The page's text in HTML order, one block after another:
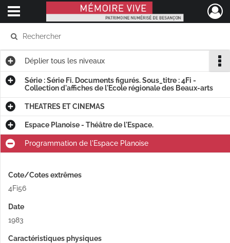
Mémoire Vive patrimoine numérisé de Besançon
Ouvrir le menu déroulant
Déplier tous les niveaux
Série : Série Fi. Documents figurés. Sous_titre : 4Fi -
Collection d'affiches de l'Ecole régionale des Beaux-arts
THEATRES ET CINEMAS
Espace Planoise - Théâtre de l'Espace.
Programmation de l'Espace Planoise
Cote/Cotes extrêmes
4Fi56
Date
1983
Caractéristiques physiques